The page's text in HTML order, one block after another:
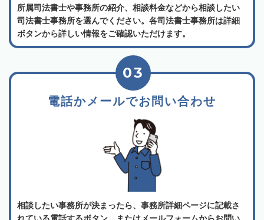
所属司法書士や事務所の紹介、相談料金などから相談したい
司法書士事務所を選んでください。各司法書士事務所は詳細
ボタンから詳しい情報をご確認いただけます。
電話かメールでお問い合わせ
03
相談したい事務所が決まったら、事務所詳細ページに記載さ